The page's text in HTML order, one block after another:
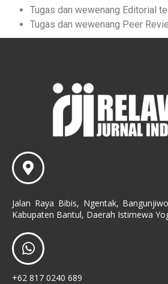
Tugas dan wewenang Editorial
Tugas dan wewenang Peer
Jalan Raya Bibis, Ngentak,
Kabupaten Bantul, Daerah Istimewa
+62 817 0240 689